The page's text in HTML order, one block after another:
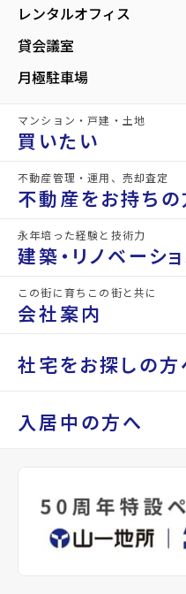
レンタルオフィス
貸会議室
月極駐車場
マンション・戸建・土地
買いたい
不動産を買いたい方へ
space_dashboard
エリアから探す
space_dashboard
土地を探す
エリアから探す
事業用・投資用を探す
不動産管理・運用、売却査定
不動産をお持ちの
不動産をお持ちの方へ
山一地所の賃貸管理
不動産を貸すまでの流れ
空き家サポートサービス
不動産を売却したい
相続相談をしたい
不動産に投資したい
永年培った経験と技術力
建築・リノベーシ
建築・リノベーション
Renotta（リノッタ）
この街に育ちこの街と共に
会社案内
会社案内
会社概要・沿革
パーパス
CM紹介
社宅をお探しの方
社宅をお探しの方へ
レンタルオフィス
貸会議室
入居中の方へ
退去される方へ
※準備中 住まいのし
宮城県仙
アクセス
仙台市地下
宮城交通バ